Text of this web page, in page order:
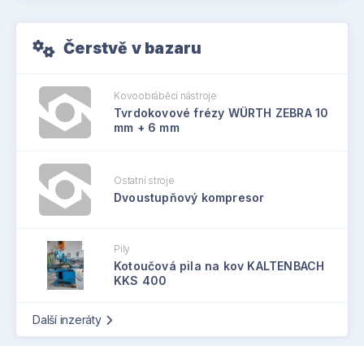
Čerstvě v bazaru
Kovoobráběcí nástroje
Tvrdokovové frézy WÜRTH ZEBRA 10
mm + 6 mm
Ostatní stroje
Dvoustupňový kompresor
Pily
Kotoučová pila na kov KALTENBACH
KKS 400
Další inzeráty